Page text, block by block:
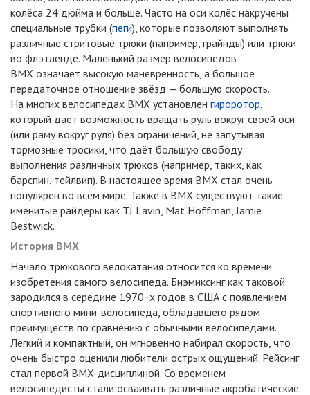
колёса 24 дюйма и больше. Часто на оси колёс накручены
специальные трубки (пеги), которые позволяют выполнять
различные стритовые трюки (например, грайнды) или трюки
во флэтленде. Маленький размер велосипедов
BMX означает высокую маневренность, а большое
передаточное отношение звёзд — большую скорость.
На многих велосипедах BMX установлен гироротор,
который даёт возможность вращать руль вокруг своей оси
(или раму вокруг руля) без ограничений, не запутывая
тормозные тросики, что даёт большую свободу
выполнения различных трюков (например, таких, как
барспин, тейлвип). В настоящее время BMX стал очень
популярен во всём мире. Также в BMX существуют такие
именитые райдеры как TJ Lavin, Mat Hoffman, Jamie
Bestwick.
История BMX
Начало трюкового велокатания относится ко времени
изобретения самого велосипеда. Биэмиксинг как таковой
зародился в середине 1970−х годов в США с появлением
спортивного мини-велосипеда, обладавшего рядом
преимуществ по сравнению с обычными велосипедами.
Лёгкий и компактный, он мгновенно набирал скорость, что
очень быстро оценили любители острых ощущений. Рейсинг
стал первой BMX-дисциплиной. Со временем
велосипедисты стали осваивать различные акробатические